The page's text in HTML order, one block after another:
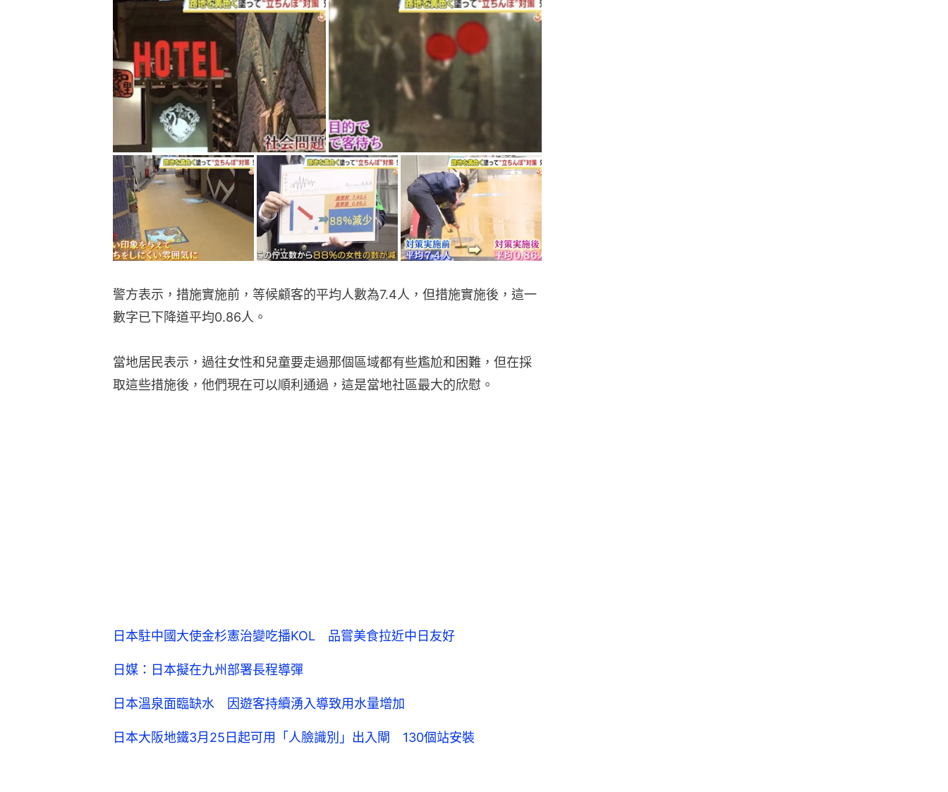
警方表示，措施實施前，等候顧客的平均人數為7.4人，但措施實施後，這一
數字已下降道平均0.86人。
當地居民表示，過往女性和兒童要走過那個區域都有些尷尬和困難，但在採
取這些措施後，他們現在可以順利通過，這是當地社區最大的欣慰。
日本駐中國大使金杉憲治變吃播KOL 品嘗美食拉近中日友好
日媒：日本擬在九州部署長程導彈
日本溫泉面臨缺水 因遊客持續湧入導致用水量增加
日本大阪地鐵3月25日起可用「人臉識別」出入閘 130個站安裝